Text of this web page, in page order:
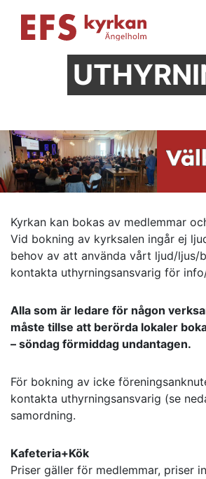
Kyrkan kan bokas av medlemmar
Vid bokning av kyrksalen ingår ej
behov av att använda vårt ljud/ljus/
kontakta uthyrningsansvarig för
Alla som är ledare för någon
måste tillse att berörda lokaler
– söndag förmiddag undantagen.
För bokning av icke
kontakta uthyrningsansvarig (se
samordning.
Kafeteria+Kök
Priser gäller för medlemmar, priser